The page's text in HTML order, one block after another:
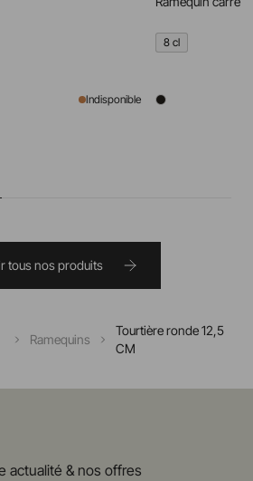
Indisponible
8 cl
tous nos produits
Ramequins
Tourtière ronde 12,5
CM
actualité & nos offres